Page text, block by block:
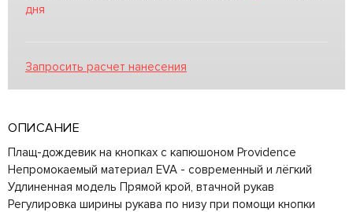
дня
Запросить расчет нанесения
ОПИСАНИЕ
Плащ-дождевик на кнопках с капюшоном Providence
Непромокаемый материал EVA - современный и лёгкий
Удлиненная модель Прямой крой, втачной рукав
Регулировка ширины рукава по низу при помощи кнопки